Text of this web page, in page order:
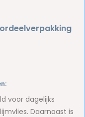
voor dagelijks
Daarnaast is